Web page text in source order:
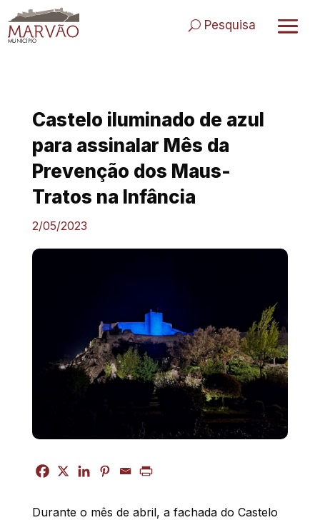
to
content
Pesquisa
Castelo iluminado de azul
para assinalar Mês da
Prevenção dos Maus-
Tratos na Infância
2/05/2023
Durante o mês de abril, a fachada do Castelo